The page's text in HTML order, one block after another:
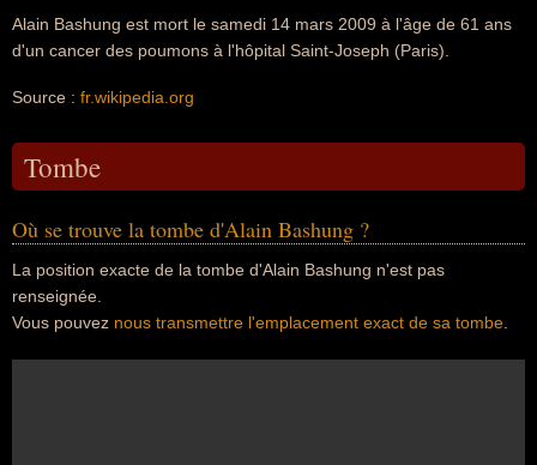
Alain Bashung est mort le samedi 14 mars 2009 à l'âge de 61 ans
d'un cancer des poumons à l'hôpital Saint-Joseph (Paris).
Source : fr.wikipedia.org
Tombe
Où se trouve la tombe d'Alain Bashung ?
La position exacte de la tombe d'Alain Bashung n'est pas
renseignée.
Vous pouvez nous transmettre l'emplacement exact de sa tombe